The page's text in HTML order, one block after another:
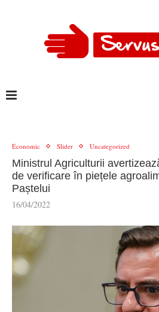
Economic Slider Uncategorized
Ministrul Agriculturii
de verificare în piețele
Paștelui
16/04/2022